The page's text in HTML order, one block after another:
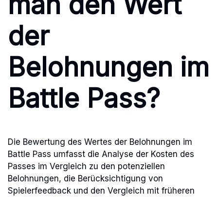
der
Belohnungen im
Battle Pass?
Die Bewertung des Wertes der Belohnungen im
Battle Pass umfasst die Analyse der Kosten des
Passes im Vergleich zu den potenziellen
Belohnungen, die Berücksichtigung von
Spielerfeedback und den Vergleich mit früheren